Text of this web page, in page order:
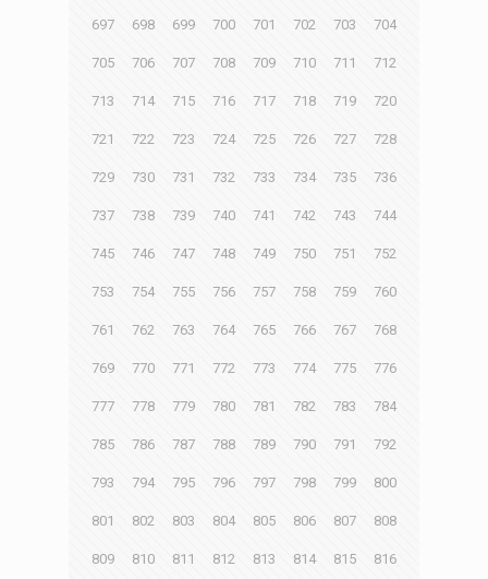
697 698 699 700 701 702 703 704
705 706 707 708 709 710 711 712
713 714 715 716 717 718 719 720
721 722 723 724 725 726 727 728
729 730 731 732 733 734 735 736
737 738 739 740 741 742 743 744
745 746 747 748 749 750 751 752
753 754 755 756 757 758 759 760
761 762 763 764 765 766 767 768
769 770 771 772 773 774 775 776
777 778 779 780 781 782 783 784
785 786 787 788 789 790 791 792
793 794 795 796 797 798 799 800
801 802 803 804 805 806 807 808
809 810 811 812 813 814 815 816